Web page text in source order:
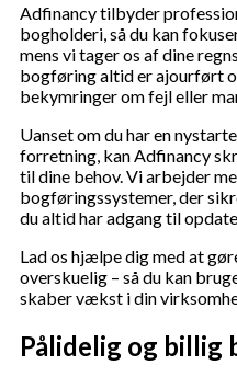
Adfinancy tilbyder
bogholderi, så du kan
mens vi tager os af dine
bogføring altid er ajourført
bekymringer om fejl eller
Uanset om du har en
forretning, kan Adfinancy
til dine behov. Vi arbejder
bogføringssystemer, der
du altid har adgang til
Lad os hjælpe dig med at
overskuelig – så du kan
skaber vækst i din
Pålidelig og billig